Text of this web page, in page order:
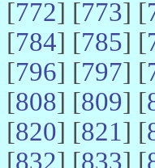
[772] [773] [
[784] [785] [
[796] [797] [
[808] [809] [
[820] [821] [
[832] [833] [